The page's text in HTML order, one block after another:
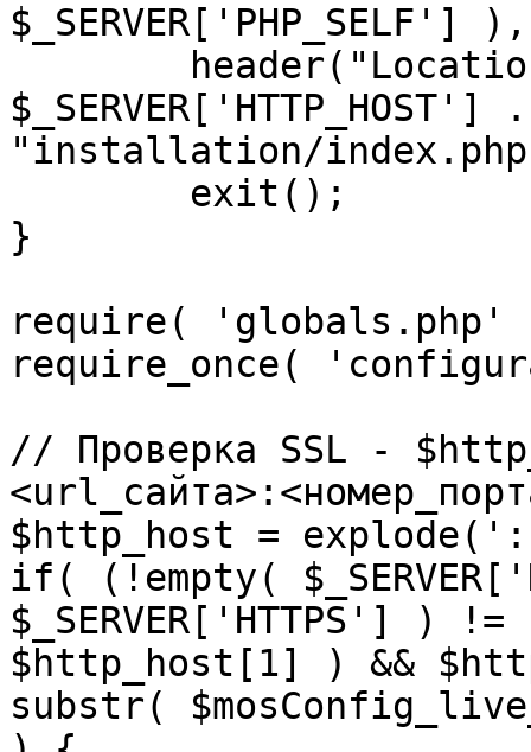
"installation/
}
require(
require_once(
// Проверка SSL -
$http_host = explode(':',
if( (!empty(
$_SERVER['HTTPS']
$http_host[1] ) &&
substr(